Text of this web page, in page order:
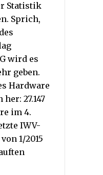
Statistik
Sprich,
wird es
geben.
Hardware
27.147
im 4.
IWV-
1/2015